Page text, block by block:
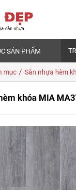
SẢN PHẨM
mục / Sàn nhựa hèm
khóa MIA